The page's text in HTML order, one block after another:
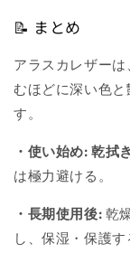
📝 まとめ
アラスカレザー
むほどに深い色
す。
・使い始め: 乾拭
は極力避ける。
・長期使用後: 乾
し、保湿・保護す